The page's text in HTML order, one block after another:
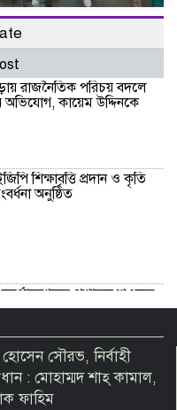
রাজনৈতিক পরিচয় বদলে
অভিযোগ, কায়েম উদ্দিনকে
শিক্ষাবৃত্তি প্রদান ও কৃতি
অনুষ্ঠিত
কর্পোরেশনের প্রশাসক শওকত
উদ্যোগে বৃক্ষরোপণ কর্মসূচি
ট্রেনের নিচে ঝাঁপ দিয়ে
মৃ/ত্যু!
সৌরভ, নির্বাহী
: মোহাম্মদ শাহ্ কামাল,
ফাহিম